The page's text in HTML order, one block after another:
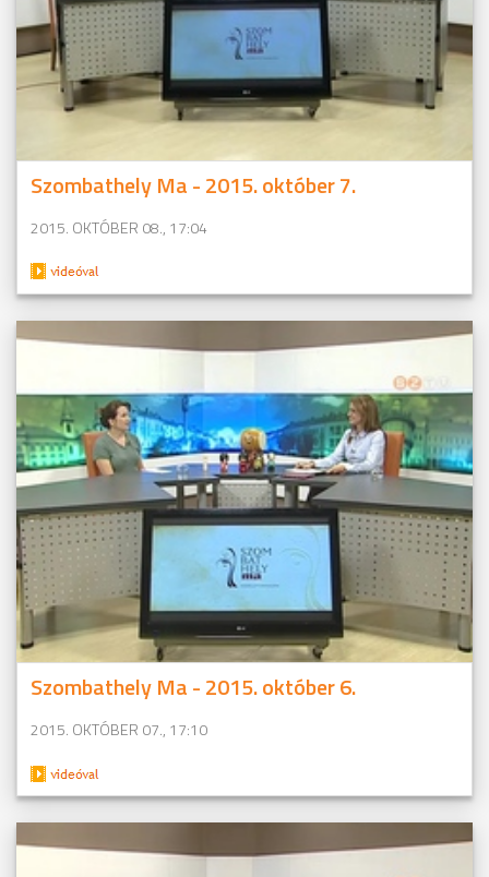
Szombathely Ma - 2015. október 7.
2015. OKTÓBER 08., 17:04
Szombathely Ma - 2015. október 6.
2015. OKTÓBER 07., 17:10